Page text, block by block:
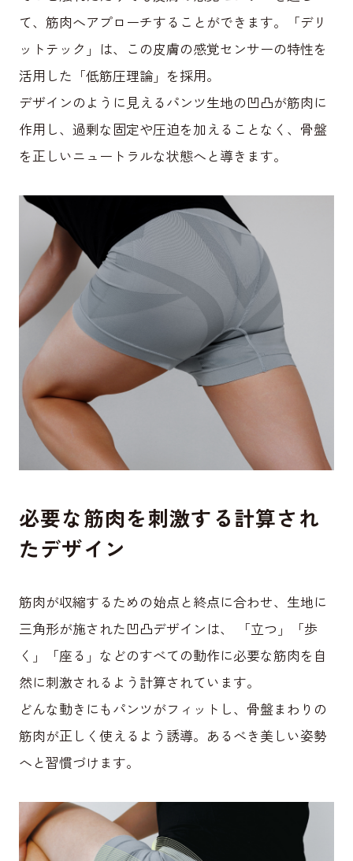
て、筋肉へアプローチすることができます。「デリ
ットテック」は、この皮膚の感覚センサーの特性を
活用した「低筋圧理論」を採用。
デザインのように見えるパンツ生地の凹凸が筋肉に
作用し、過剰な固定や圧迫を加えることなく、骨盤
を正しいニュートラルな状態へと導きます。
必要な筋肉を刺激する計算され
たデザイン
筋肉が収縮するための始点と終点に合わせ、生地に
三角形が施された凹凸デザインは、 「立つ」「歩
く」「座る」などのすべての動作に必要な筋肉を自
然に刺激されるよう計算されています。
どんな動きにもパンツがフィットし、骨盤まわりの
筋肉が正しく使えるよう誘導。あるべき美しい姿勢
へと習慣づけます。